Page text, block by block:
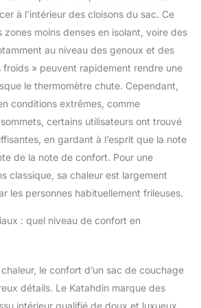
disponible (court : 0,9
kg, standard : 0,9 kg.
Longueur : 1,1 kg. pour
cette qualité au prix.
Comparé à d'autres
grandes marques pour
voir la différence de prix
le biais de ventes
directes aux
consommateurs. Faites
du camping, de la
dos ou du vélo avec
ces sacs compacts et
votre doublure en soie,
oreiller rempli d'oie.
Durabilité longue durée
à l’intérieur des cloisons du sac. Ce
zones moins denses en isolant, voire des
au niveau des genoux et des
froids » peuvent rapidement rendre une
le thermomètre chute. Cependant,
conditions extrêmes, comme
sommets, certains utilisateurs ont trouvé
en gardant à l’esprit que la note
de la note de confort. Pour une
classique, sa chaleur est largement
les personnes habituellement frileuses.
: quel niveau de confort en
le confort d’un sac de couchage
détails. Le Katahdin marque des
intérieur qualifié de doux et luxueux,